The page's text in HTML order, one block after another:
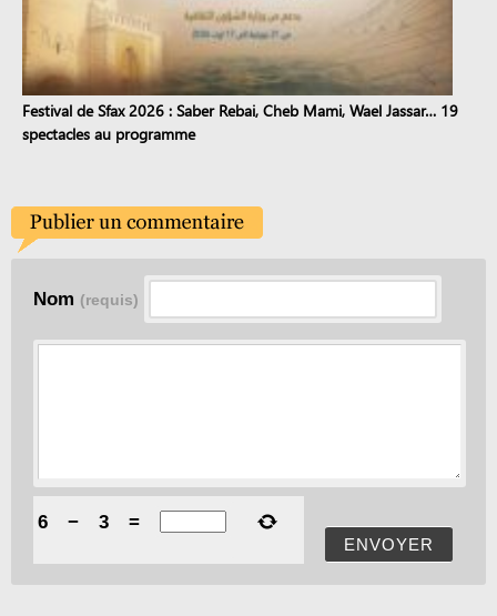
Festival de Sfax 2026 : Saber Rebai, Cheb Mami, Wael Jassar… 19
spectacles au programme
Nom (requis)
ENVOYER
6 − 3 =